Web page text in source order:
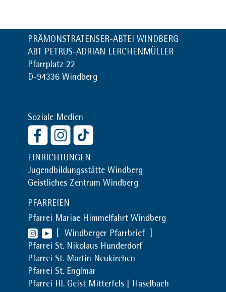
PRÄMONSTRATENSER-ABTEI WINDBERG
ABT PETRUS-ADRIAN LERCHENMÜLLER
Pfarrplatz 22
D-94336 Windberg
Soziale Medien
EINRICHTUNGEN
Jugendbildungsstätte Windberg
Geistliches Zentrum Windberg
PFARREIEN
Pfarrei Mariae Himmelfahrt Windberg
Windberger Pfarrbrief
Pfarrei St. Nikolaus Hunderdorf
Pfarrei St. Martin Neukirchen
Pfarrei St. Englmar
Pfarrei Hl. Geist Mitterfels | Haselbach